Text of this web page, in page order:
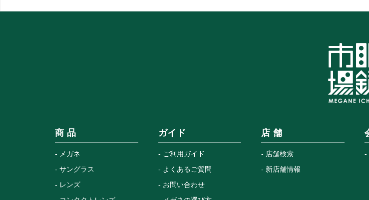
商 品
メガネ
サングラス
レンズ
ガイド
ご利用ガイド
よくあるご質問
お問い合わせ
店 舗
店舗検索
新店舗情報